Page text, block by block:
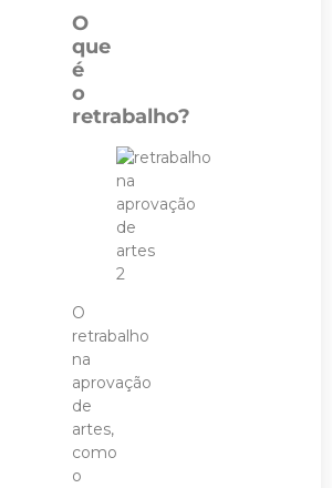
O
que
é
o
retrabalho?
O
retrabalho
na
aprovação
de
artes,
como
o